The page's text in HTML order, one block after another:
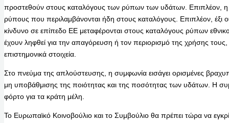
προστεθούν στους καταλόγους των ρύπων των υδάτων. Επιπλέον, η
ρύπους που περιλαμβάνονται ήδη στους καταλόγους. Επιπλέον, έξι
κίνδυνο σε επίπεδο ΕΕ μεταφέρονται στους καταλόγους ρύπων
έχουν ληφθεί για την απαγόρευση ή τον περιορισμό της χρήσης
επιστημονικά στοιχεία.
Στο πνεύμα της απλούστευσης, η συμφωνία εισάγει ορισμένες
μη υποβάθμισης της ποιότητας και της ποσότητας των υδάτων. Η
φόρτο για τα κράτη μέλη.
Το Ευρωπαϊκό Κοινοβούλιο και το Συμβούλιο θα πρέπει τώρα να